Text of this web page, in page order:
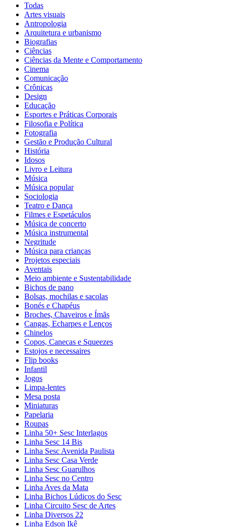
Todas
Artes visuais
Antropologia
Arquitetura e urbanismo
Biografias
Ciências
Ciências da Mente e Comportamento
Cinema
Comunicação
Crônicas
Design
Educação
Esportes e Práticas Corporais
Filosofia e Política
Fotografia
Gestão e Produção Cultural
História
Idosos
Livro e Leitura
Música
Música popular
Sociologia
Teatro e Dança
Filmes e Espetáculos
Música de concerto
Música instrumental
Negritude
Música para crianças
Projetos especiais
Aventais
Meio ambiente e Sustentabilidade
Bichos de pano
Bolsas, mochilas e sacolas
Bonés e Chapéus
Broches, Chaveiros e Ímãs
Cangas, Echarpes e Lenços
Chinelos
Copos, Canecas e Squeezes
Estojos e necessaires
Flip books
Infantil
Jogos
Limpa-lentes
Mesa posta
Miniaturas
Papelaria
Roupas
Linha 50+ Sesc Interlagos
Linha Sesc 14 Bis
Linha Sesc Avenida Paulista
Linha Sesc Casa Verde
Linha Sesc Guarulhos
Linha Sesc no Centro
Linha Aves da Mata
Linha Bichos Lúdicos do Sesc
Linha Circuito Sesc de Artes
Linha Diversos 22
Linha Edson Ikê